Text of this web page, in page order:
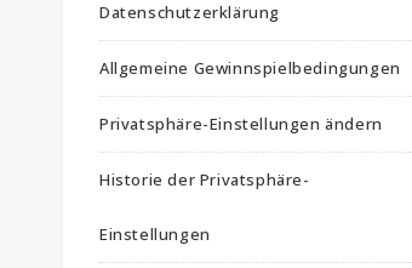
Datenschutzerklärung
Allgemeine Gewinnspielbedingungen
Privatsphäre-Einstellungen ändern
Historie der Privatsphäre-
Einstellungen